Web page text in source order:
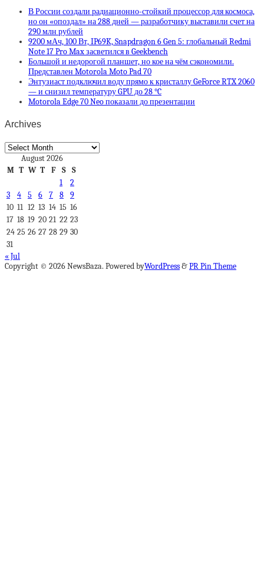
В России создали радиационно-стойкий процессор для космоса,
но он «опоздал» на 288 дней — разработчику выставили счет на
290 млн рублей
9200 мАч, 100 Вт, IP69K, Snapdragon 6 Gen 5: глобальный Redmi
Note 17 Pro Max засветился в Geekbench
Большой и недорогой планшет, но кое на чём сэкономили.
Представлен Motorola Moto Pad 70
Энтузиаст подключил воду прямо к кристаллу GeForce RTX 2060
— и снизил температуру GPU до 28 °C
Motorola Edge 70 Neo показали до презентации
Archives
Archives
August 2026
M T W T F S
S
1
2
3
4 5 6 7 8
9
10 11 12 13 14 15 16
17 18 19 20 21 22 23
24 25 26 27 28 29 30
31
« Jul
Copyright © 2026 NewsBaza. Powered byWordPress&PR Pin Theme